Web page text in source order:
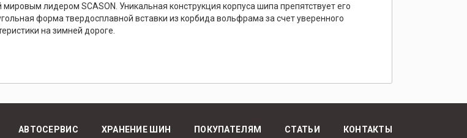
лидером SCASON. Уникальная конструкция корпуса шипа препятствует его
форма твердосплавной вставки из корбида вольфрама за счет уверенного
на зимней дороге.
АВТОСЕРВИС ХРАНЕНИЕ ШИН ПОКУПАТЕЛЯМ СТАТЬИ КОНТАКТЫ